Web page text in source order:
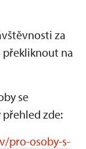
za
překliknout na
se
zde:
pro-osoby-s-